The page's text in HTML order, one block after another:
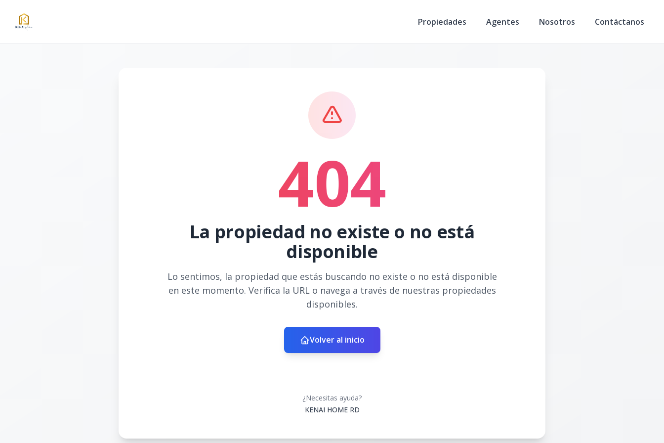
Propiedades Agentes Nosotros Contáctanos
404
La propiedad no existe o no está
disponible
Lo sentimos, la propiedad que estás buscando no existe o no está disponible
en este momento. Verifica la URL o navega a través de nuestras propiedades
disponibles.
Volver al inicio
¿Necesitas ayuda?
KENAI HOME RD